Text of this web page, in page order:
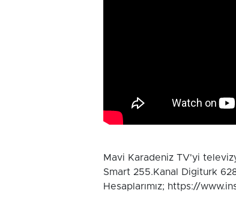
Mavi Karadeniz TV'yi
Smart 255.Kanal Digiturk
Hesaplarımız; https://